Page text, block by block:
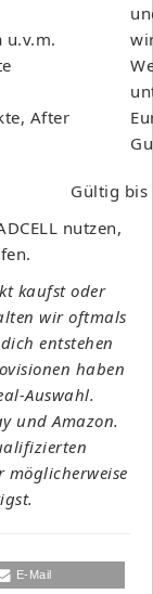
u.v.m.
After
Gültig bis
nutzen,
kaufst oder
wir oftmals
entstehen
haben
Auswahl.
und Amazon.
möglicherweise
E-Mail